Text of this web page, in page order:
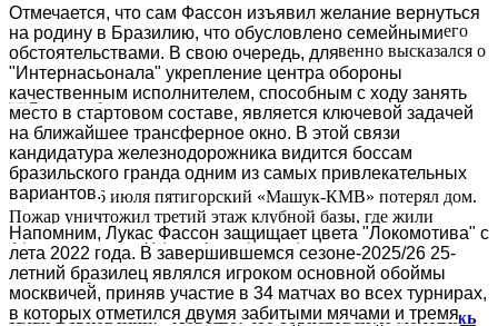
Председатель совета директоров "Крыльев Советов" Максим
Симонов в интервью "Матч ТВ" оценил итоги прошедшего
сезона для самарского клуба, а также откровенно высказался о
кадровой ошибке...
Сгорела база "Машука"
В ночь на 26 июля пятигорский «Машук-КМВ» потерял дом.
Пожар уничтожил третий этаж клубной базы, где жили
футболисты. А вода, которой тушили, как часто и...
Илья Берковский: "Хорошо, что торпедовскую молодёжь
Отмечается, что сам Фассон изъявил желание вернуться
на родину в Бразилию, что обусловлено семейными
обстоятельствами. В свою очередь, для
"Интернасьонала" укрепление центра обороны
качественным исполнителем, способным с ходу занять
место в стартовом составе, является ключевой задачей
на ближайшее трансферное окно. В этой связи
кандидатура железнодорожника видится боссам
бразильского гранда одним из самых привлекательных
вариантов.
Напомним, Лукас Фассон защищает цвета "Локомотива" с
лета 2022 года. В завершившемся сезоне-2025/26 25-
летний бразилец являлся игроком основной обоймы
москвичей, приняв участие в 34 матчах во всех турнирах,
в которых отметился двумя забитыми мячами и тремя